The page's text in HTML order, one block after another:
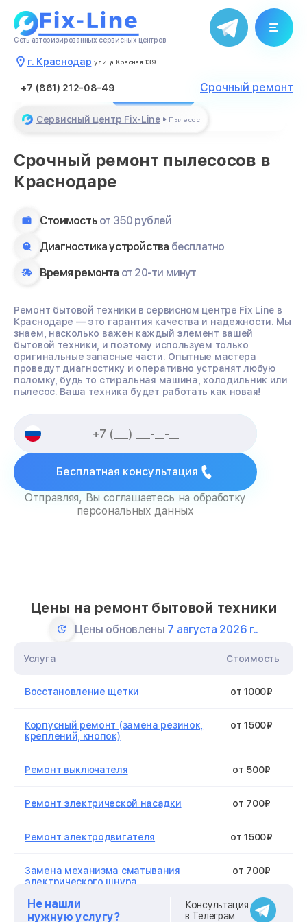
Сеть авторизированных сервисных центров
г. Краснодар улица Красная 139
+7 (861) 212-08-49 Срочный ремонт
Сервисный центр Fix-Line Пылесос
Срочный ремонт пылесосов в
Краснодаре
Стоимость от 350 рублей
Диагностика устройства бесплатно
Время ремонта от 20-ти минут
Ремонт бытовой техники в сервисном центре Fix Line в
Краснодаре — это гарантия качества и надежности. Мы
знаем, насколько важен каждый элемент вашей
бытовой техники, и поэтому используем только
оригинальные запасные части. Опытные мастера
проведут диагностику и оперативно устранят любую
поломку, будь то стиральная машина, холодильник или
пылесос. Ваша техника будет работать как новая!
Бесплатная консультация
Отправляя, Вы соглашаетесь на обработку
персональных данных
Цены на ремонт бытовой техники
Цены обновлены 7 августа 2026 г..
Услуга Стоимость
Восстановление щетки от 1000₽
Корпусный ремонт (замена резинок,
креплений, кнопок)
от 1500₽
Ремонт выключателя от 500₽
Ремонт электрической насадки от 700₽
Ремонт электродвигателя от 1500₽
Замена механизма сматывания
электрического шнура
от 700₽
Ремонт платы управления
от 1600₽
Не нашли
нужную услугу?
Консультация
в Телеграм
Благодарим за обращение
Менеджер свяжется с Вами в
течение нескольких минут